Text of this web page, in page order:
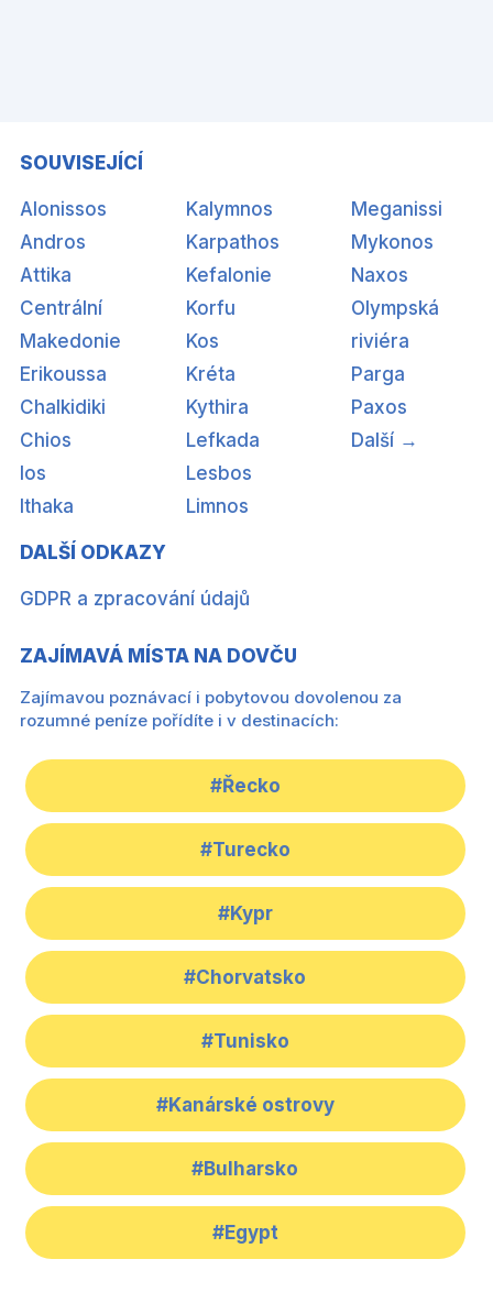
SOUVISEJÍCÍ
Alonissos
Andros
Attika
Centrální
Makedonie
Erikoussa
Chalkidiki
Chios
Ios
Ithaka
Kalymnos
Karpathos
Kefalonie
Korfu
Kos
Kréta
Kythira
Lefkada
Lesbos
Limnos
Meganissi
Mykonos
Naxos
Olympská
riviéra
Parga
Paxos
Další →
DALŠÍ ODKAZY
GDPR a zpracování údajů
ZAJÍMAVÁ MÍSTA NA DOVČU
Zajímavou poznávací i pobytovou dovolenou za
rozumné peníze pořídíte i v destinacích:
#Řecko
#Turecko
#Kypr
#Chorvatsko
#Tunisko
#Kanárské ostrovy
#Bulharsko
#Egypt